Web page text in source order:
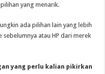
yang menarik.
ada pilihan lain yang lebih
sebelumnya atau HP dari merek
yang perlu kalian pikirkan